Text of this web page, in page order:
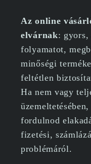
Az online
elvárnak: gyors,
folyamatot,
minőségi
feltétlen
Ha nem vagy
fordulnod
fizetési,
problémáról.